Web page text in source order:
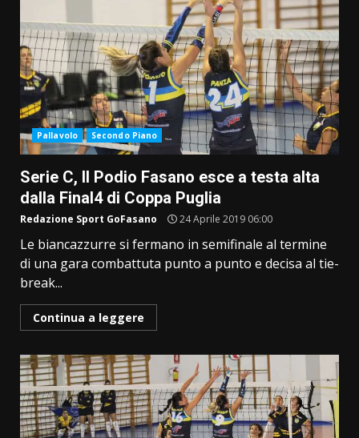
Pallavolo Secondo Piano
Serie C, Il Podio Fasano esce a testa alta
dalla Final4 di Coppa Puglia
Redazione Sport GoFasano 24 Aprile 2019 06:00
Le biancazzurre si fermano in semifinale al termine
di una gara combattuta punto a punto e decisa al tie-
break...
Continua a leggere